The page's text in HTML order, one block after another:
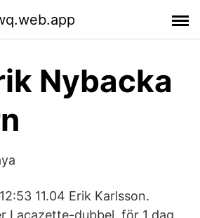
Nybacka
11.04 Erik Karlsson.
Lacazette-dubbel. för 1 dag